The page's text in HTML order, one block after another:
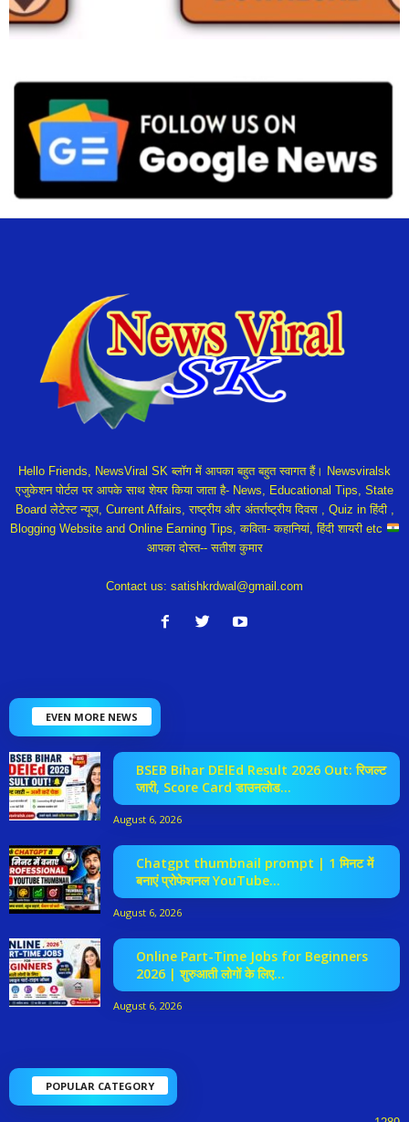
Hello Friends, NewsViral SK ब्लॉग में आपका बहुत बहुत स्वागत हैं। Newsviralsk
एजुकेशन पोर्टल पर आपके साथ शेयर किया जाता है- News, Educational Tips, State
Board लेटेस्ट न्यूज, Current Affairs, राष्ट्रीय और अंतर्राष्ट्रीय दिवस , Quiz in हिंदी ,
Blogging Website and Online Earning Tips, कविता- कहानियां, हिंदी शायरी etc
आपका दोस्त-- सतीश कुमार
Contact us: satishkrdwal@gmail.com
EVEN MORE NEWS
BSEB Bihar DElEd Result 2026 Out: रिजल्ट
जारी, Score Card डाउनलोड...
August 6, 2026
Chatgpt thumbnail prompt | 1 मिनट में
बनाएं प्रोफेशनल YouTube...
August 6, 2026
Online Part-Time Jobs for Beginners
2026 | शुरुआती लोगों के लिए...
August 6, 2026
POPULAR CATEGORY